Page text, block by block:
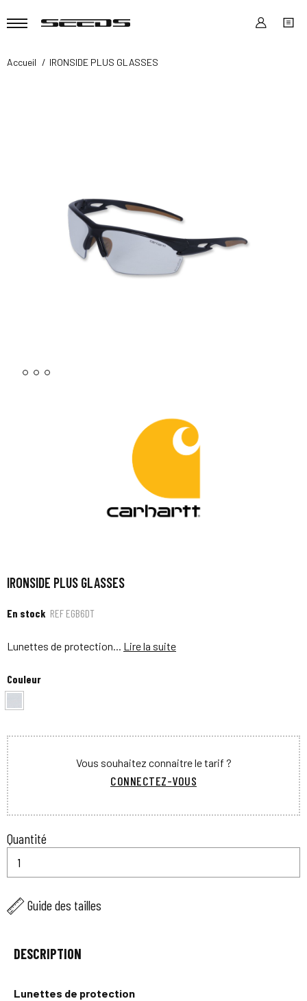
Accueil IRONSIDE PLUS GLASSES
IRONSIDE PLUS GLASSES
En stock REF EGB6DT
Lunettes de protection... Lire la suite
Couleur
Vous souhaitez connaitre le tarif ?
CONNECTEZ-VOUS
Quantité
Guide des tailles
DESCRIPTION
Lunettes de protection